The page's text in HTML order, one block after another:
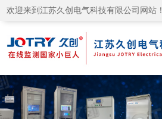
欢迎来到江苏久创电气科技有限公司网站！